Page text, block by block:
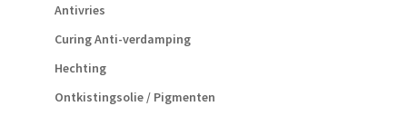
Antivries
Curing Anti-verdamping
Hechting
Ontkistingsolie / Pigmenten